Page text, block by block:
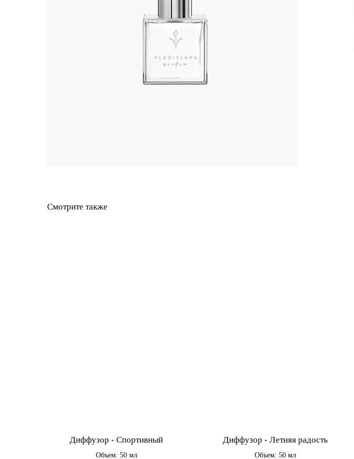
Смотрите также
Диффузор - Спортивный
Объем: 50 мл
Диффузор - Летняя радость
Объем: 50 мл